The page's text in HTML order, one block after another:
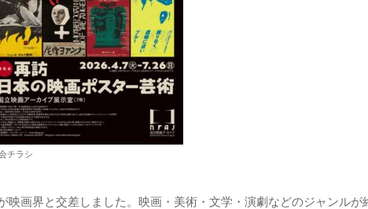
チラシ
映画界と交差しました。映画・美術・文学・演劇などのジャンルが